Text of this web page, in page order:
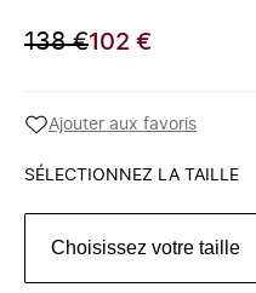
138 €102 €
Ajouter aux favoris
SÉLECTIONNEZ LA TAILLE
Choisissez votre taille